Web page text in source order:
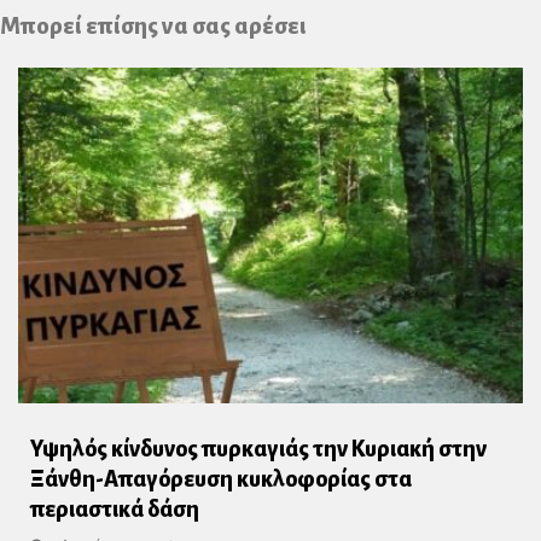
Plus
Μπορεί επίσης να σας αρέσει
Υψηλός κίνδυνος πυρκαγιάς την Κυριακή στην
Ξάνθη-Απαγόρευση κυκλοφορίας στα
περιαστικά δάση